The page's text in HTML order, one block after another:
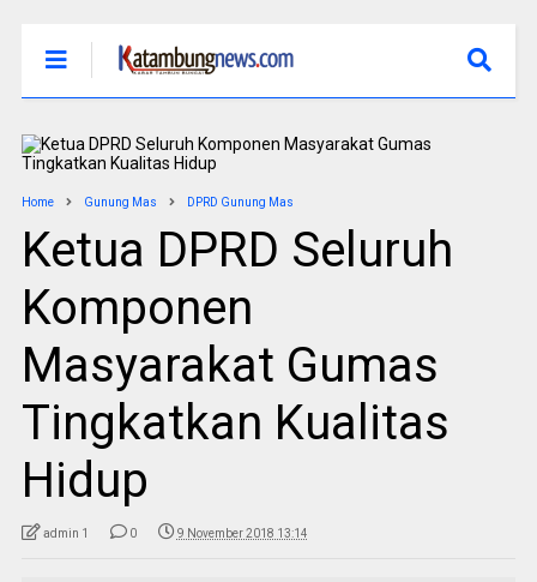
Home Gunung Mas DPRD Gunung Mas
Ketua DPRD Seluruh
Komponen
Masyarakat Gumas
Tingkatkan Kualitas
Hidup
admin 1 0 9 November 2018 13:14